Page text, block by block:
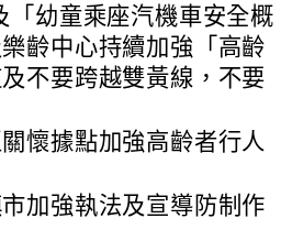
幼童乘座汽機車安全概
齡中心持續加強「高齡
不要跨越雙黃線，不要
懷據點加強高齡者行人
加強執法及宣導防制作